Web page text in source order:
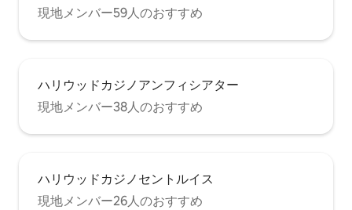
現地メンバー59人のおすすめ
ハリウッドカジノアンフィシアター
現地メンバー38人のおすすめ
ハリウッドカジノセントルイス
現地メンバー26人のおすすめ